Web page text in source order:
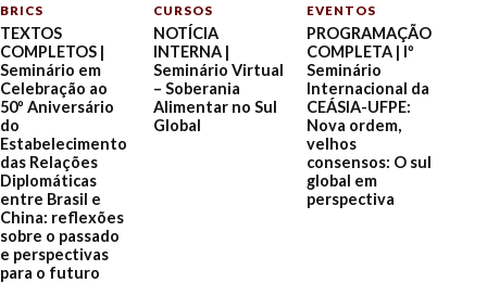
BRICS
TEXTOS
COMPLETOS |
Seminário em
Celebração ao
50º Aniversário
do
Estabelecimento
das Relações
Diplomáticas
entre Brasil e
China: reflexões
sobre o passado
e perspectivas
para o futuro
CURSOS
NOTÍCIA
INTERNA |
Seminário Virtual
– Soberania
Alimentar no Sul
Global
EVENTOS
PROGRAMAÇÃO
COMPLETA | Iº
Seminário
Internacional da
CEÁSIA-UFPE:
Nova ordem,
velhos
consensos: O sul
global em
perspectiva